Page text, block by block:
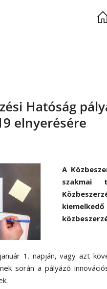
Hatóság
elnyerésére
A
szakmai
1. napján, vagy azt
során a pályázó